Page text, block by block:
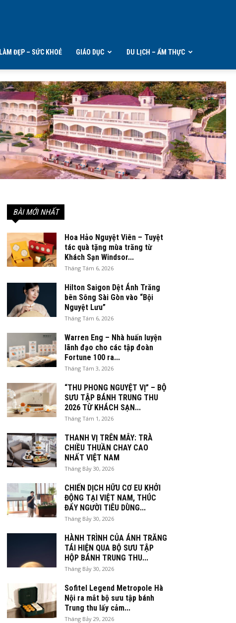
LÀM ĐẸP – SỨC KHOẺ GIÁO DỤC DU LỊCH – ẨM THỰC
BÀI MỚI NHẤT
Hoa Hảo Nguyệt Viên – Tuyệt
tác quà tặng mùa trăng từ
Khách Sạn Windsor...
Tháng Tám 6, 2026
Hilton Saigon Dệt Ánh Trăng
bên Sông Sài Gòn vào “Bội
Nguyệt Lưu”
Tháng Tám 6, 2026
Warren Eng – Nhà huấn luyện
lãnh đạo cho các tập đoàn
Fortune 100 ra...
Tháng Tám 3, 2026
“THU PHONG NGUYỆT VỊ” – BỘ
SƯU TẬP BÁNH TRUNG THU
2026 TỪ KHÁCH SẠN...
Tháng Tám 1, 2026
THANH VỊ TRÊN MÂY: TRÀ
CHIỀU THUẦN CHAY CAO
NHẤT VIỆT NAM
Tháng Bảy 30, 2026
CHIẾN DỊCH HỮU CƠ EU KHỞI
ĐỘNG TẠI VIỆT NAM, THÚC
ĐẨY NGƯỜI TIÊU DÙNG...
Tháng Bảy 30, 2026
HÀNH TRÌNH CỦA ÁNH TRĂNG
TÁI HIỆN QUA BỘ SƯU TẬP
HỘP BÁNH TRUNG THU...
Tháng Bảy 30, 2026
Sofitel Legend Metropole Hà
Nội ra mắt bộ sưu tập bánh
Trung thu lấy cảm...
Tháng Bảy 29, 2026